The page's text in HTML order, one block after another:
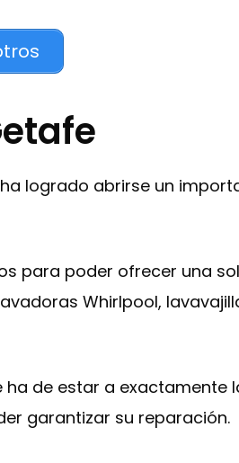
logrado abrirse un
para poder ofrecer una
Whirlpool,
de estar a exactamente
garantizar su reparación.